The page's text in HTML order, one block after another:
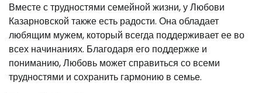
Вместе с трудностями семейной жизни, у Любови
Казарновской также есть радости. Она обладает
любящим мужем, который всегда поддерживает ее во
всех начинаниях. Благодаря его поддержке и
пониманию, Любовь может справиться со всеми
трудностями и сохранить гармонию в семье.